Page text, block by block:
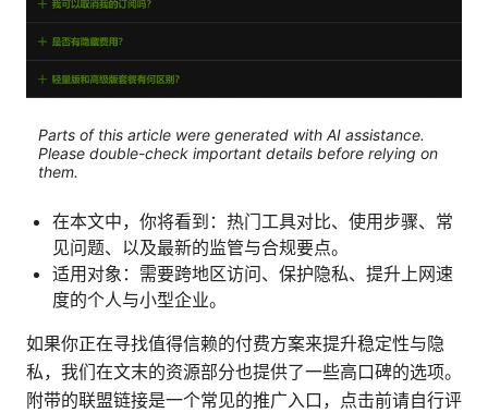
Parts of this article were generated with AI assistance.
Please double-check important details before relying on
them.
在本文中，你将看到：热门工具对比、使用步骤、常
见问题、以及最新的监管与合规要点。
适用对象：需要跨地区访问、保护隐私、提升上网速
度的个人与小型企业。
如果你正在寻找值得信赖的付费方案来提升稳定性与隐
私，我们在文末的资源部分也提供了一些高口碑的选项。
附带的联盟链接是一个常见的推广入口，点击前请自行评